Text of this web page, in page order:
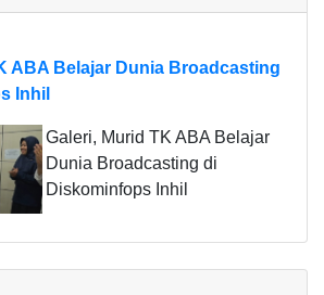
ABA Belajar Dunia Broadcasting
Inhil
Galeri, Murid TK ABA Belajar
Dunia Broadcasting di
Diskominfops Inhil